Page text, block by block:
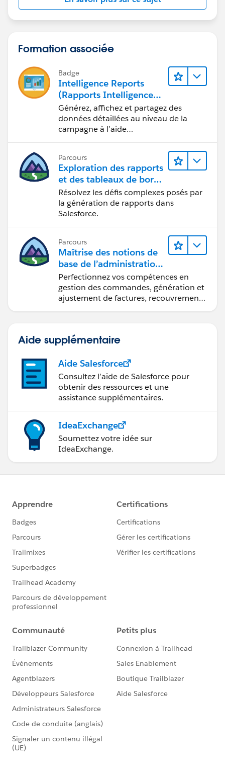
Formation associée
Badge
Intelligence Reports
(Rapports Intelligence)
pour Engagement
Générez, affichez et partagez des
données détaillées au niveau de la
campagne à l’aide
Parcours
Exploration des rapports
et des tableaux de bord
Lightning Experience
Résolvez les défis complexes posés par
la génération de rapports dans
Salesforce.
Parcours
Maîtrise des notions de
base de l’administration
de Salesforce Billing
Perfectionnez vos compétences en
gestion des commandes, génération et
ajustement de factures, recouvrement
Aide supplémentaire
Aide Salesforce
Consultez l’aide de Salesforce pour
obtenir des ressources et une
assistance supplémentaires.
IdeaExchange
Soumettez votre idée sur
IdeaExchange.